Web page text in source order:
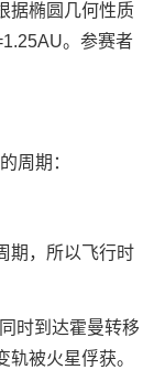
据椭圆几何性质
。参赛者
周期：
期，所以飞行时
时到达霍曼转移
被火星俘获。